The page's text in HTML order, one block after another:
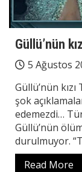
Güllü’nün
5 Ağustos
Güllü’nün
şok
edemezdi…
Güllü’nün
durulmuyor.
Read More